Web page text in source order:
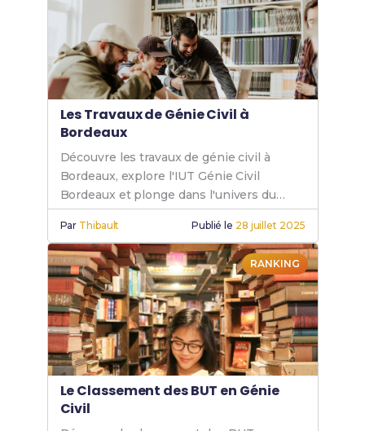
Les Travaux de Génie Civil à
Bordeaux
Découvre les travaux de génie civil à
Bordeaux, explore l'IUT Génie Civil
Bordeaux et plonge dans l'univers du
génie civil et de la construction.
Par Thibault Publié le 28 juillet 2025
RANKING
Le Classement des BUT en Génie
Civil